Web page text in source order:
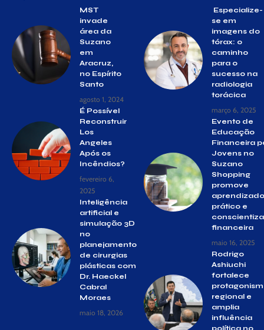
MST
invade
área da
Suzano
em
Aracruz,
no Espírito
Santo
agosto 1, 2024
É Possível
Reconstruir
Los
Angeles
Após os
Incêndios?
fevereiro 6,
2025
Inteligência
artificial e
simulação 3D
no
planejamento
de cirurgias
plásticas com
Dr. Haeckel
Cabral
Moraes
maio 18, 2026
Especialize-
se em
imagens do
tórax: o
caminho
para o
sucesso na
radiologia
torácica
março 6, 2025
Evento de
Educação
Financeira
Jovens no
Suzano
Shopping
promove
aprendizado
prático e
financeira
maio 16, 2025
Rodrigo
Ashiuchi
fortalece
regional e
amplia
influência
política no